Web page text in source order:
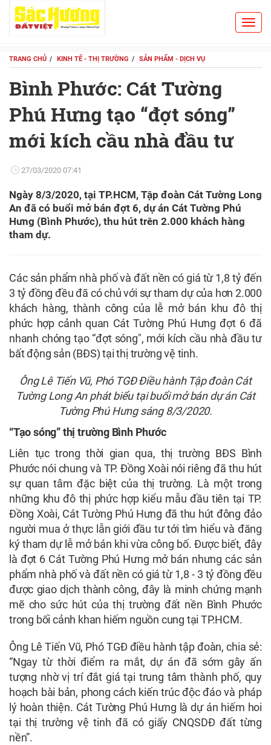
TRANG CHỦ KINH TẾ - THỊ TRƯỜNG SẢN PHẨM - DỊCH VỤ
Bình Phước: Cát Tường
Phú Hưng tạo “đợt sóng”
mới kích cầu nhà đầu tư
27/03/2020 07:41
Ngày 8/3/2020, tại TP.HCM, Tập đoàn Cát Tường Long
An đã có buổi mở bán đợt 6, dự án Cát Tường Phú
Hưng (Bình Phước), thu hút trên 2.000 khách hàng
tham dự.
Các sản phẩm nhà phố và đất nền có giá từ 1,8 tỷ đến
3 tỷ đồng đều đã có chủ với sự tham dự của hơn 2.000
khách hàng, thành công của lễ mở bán khu đô thị
phức hợp cảnh quan Cát Tường Phú Hưng đợt 6 đã
nhanh chóng tạo “đợt sóng", mới kích cầu nhà đầu tư
bất động sản (BĐS) tại thị trường vệ tinh.
Ông Lê Tiến Vũ, Phó TGĐ Điều hành Tập đoàn Cát
Tường Long An phát biểu tại buổi mở bán dự án Cát
Tường Phú Hưng sáng 8/3/2020.
“Tạo sóng” thị trường Bình Phước
Liên tục trong thời gian qua, thị trường BĐS Bình
Phước nói chung và TP. Đồng Xoài nói riêng đã thu hút
sự quan tâm đặc biệt của thị trường. Là một trong
những khu đô thị phức hợp kiểu mẫu đầu tiên tại TP.
Đồng Xoài, Cát Tường Phú Hưng đã thu hút đông đảo
người mua ở thực lẫn giới đầu tư tới tìm hiểu và đăng
ký tham dự lễ mở bán khi vừa công bố. Được biết, đây
là đợt 6 Cát Tường Phú Hưng mở bán nhưng các sản
phẩm nhà phố và đất nền có giá từ 1,8 - 3 tỷ đồng đều
được giao dịch thành công, đây là minh chứng mạnh
mẽ cho sức hút của thị trường đất nền Bình Phước
trong bối cảnh khan hiếm nguồn cung tại TP.HCM.
Ông Lê Tiến Vũ, Phó TGĐ điều hành tập đoàn, chia sẻ:
“Ngay từ thời điểm ra mắt, dự án đã sớm gây ấn
tượng nhờ vị trí đắt giá tại trung tâm thành phố, quy
hoạch bài bản, phong cách kiến trúc độc đáo và pháp
lý hoàn thiện. Cát Tường Phú Hưng là dự án hiếm hoi
tại thị trường vệ tinh đã có giấy CNQSDĐ đất từng
nền”.